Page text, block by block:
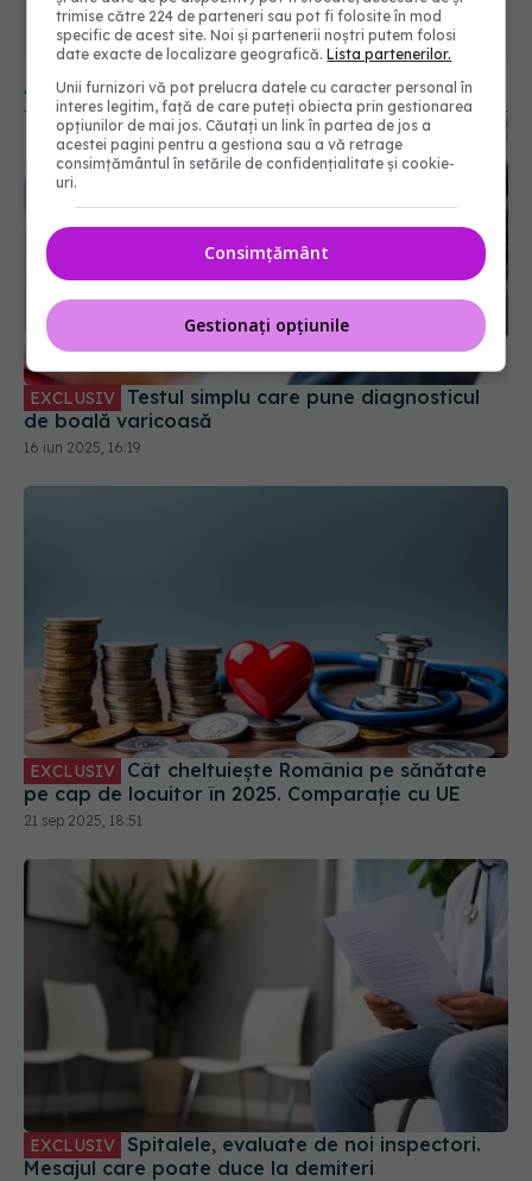
365
URMĂRITORI
1401
URMĂRITORI
ARTICOLE SIMILARE
EXCLUSIV
de boală varicoasă
16 iun 2025, 16:19
EXCLUSIV
pe cap de locuitor în 2025. Comparație cu UE
21 sep 2025, 18:51
EXCLUSIV
Mesajul care poate duce la demiteri
trimise către 224 de parteneri sau pot fi folosite în mod
specific de acest site. Noi și partenerii noștri putem folosi
date exacte de localizare geografică.Lista partenerilor.
Unii furnizori vă pot prelucra datele cu caracter personal în
interes legitim, față de care puteți obiecta prin gestionarea
opțiunilor de mai jos. Căutați un link în partea de jos a
acestei pagini pentru a gestiona sau a vă retrage
consimțământul în setările de confidențialitate și cookie-
uri.
Consimțământ
Gestionați opțiunile